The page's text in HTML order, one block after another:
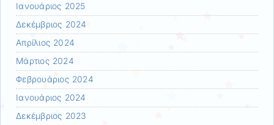
Ιανουάριος 2025
Δεκέμβριος 2024
Απρίλιος 2024
Μάρτιος 2024
Φεβρουάριος 2024
Ιανουάριος 2024
Δεκέμβριος 2023